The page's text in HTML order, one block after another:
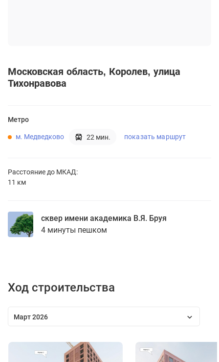
Московская область Королев улица
Тихонравова
Метро
м. Медведково 22 мин. показать маршрут
Расстояние до МКАД:
11 км
сквер имени академика В.Я. Бруя
4 минуты пешком
Ход строительства
Март 2026